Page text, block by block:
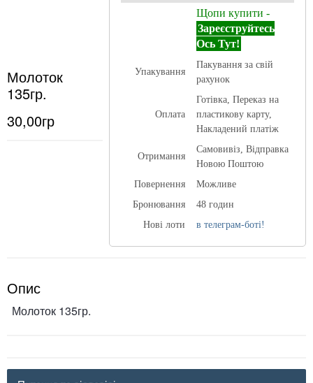
Молоток
135гр.
30,00гр
Щопи купити -
Зареєструйтесь
Ось Тут!
Упакування
Пакування за свій
рахунок
Оплата
Готівка, Переказ на
пластикову карту,
Накладений платіж
Отримання
Самовивіз, Відправка
Новою Поштою
Повернення
Можливе
Бронювання
48 годин
Нові лоти
в телеграм-боті!
Опис
Молоток 135гр.